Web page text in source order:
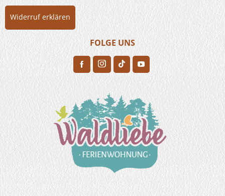
Widerruf erklären
FOLGE UNS
H F